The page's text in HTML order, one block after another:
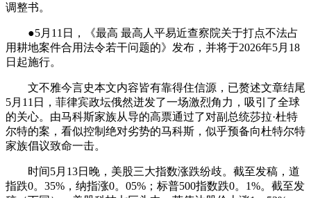
调整书。
●5月11日，《最高 最高人平易近查察院关于打点不法占
用耕地案件合用法令若干问题的》发布，并将于2026年5月18
日起施行。
文不雅今言史本文内容皆有靠得住信源，已赘述文章结尾
5月11日，菲律宾政坛俄然迸发了一场激烈角力，吸引了全球
的关心。由马科斯家族从导的高票通过了对副总统莎拉·杜特
尔特的案，看似控制绝对劣势的马科斯，似乎预备向杜特尔特
家族倡议致命一击。
时间5月13日晚，美股三大指数涨跌纷歧。截至发稿，道
指跌0。35%，纳指涨0。05%；标普500指数跌0。1%。截至发